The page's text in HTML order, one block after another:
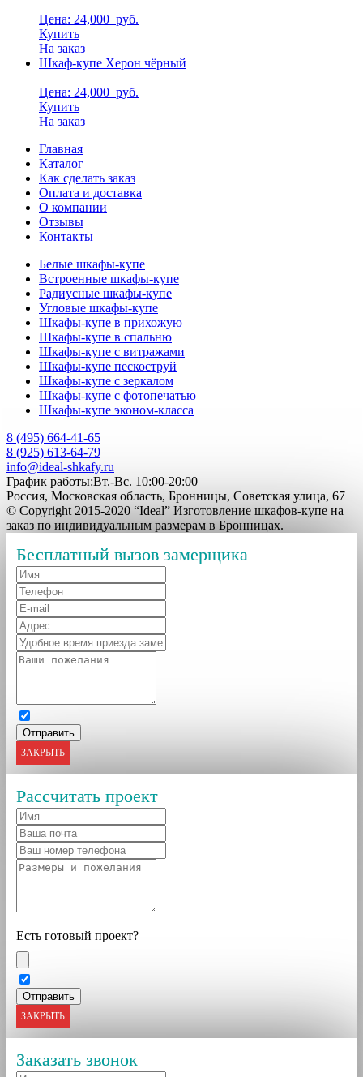
Цена: 24,000 руб.
Купить
На заказ
Шкаф-купе Херон чёрный
Цена: 24,000 руб.
Купить
На заказ
Главная
Каталог
Как сделать заказ
Оплата и доставка
О компании
Отзывы
Контакты
Белые шкафы-купе
Встроенные шкафы-купе
Радиусные шкафы-купе
Угловые шкафы-купе
Шкафы-купе в прихожую
Шкафы-купе в спальню
Шкафы-купе с витражами
Шкафы-купе пескоструй
Шкафы-купе с зеркалом
Шкафы-купе с фотопечатью
Шкафы-купе эконом-класса
8 (495) 664-41-65
8 (925) 613-64-79
info@ideal-shkafy.ru
График работы:Вт.-Вс. 10:00-20:00
Россия, Московская область, Бронницы, Советская улица, 67
© Copyright 2015-2020 “Ideal” Изготовление шкафов-купе на
заказ по индивидуальным размерам в Бронницах.
Бесплатный вызов замерщика
ЗАКРЫТЬ
Рассчитать проект
Есть готовый проект?
ЗАКРЫТЬ
Заказать звонок